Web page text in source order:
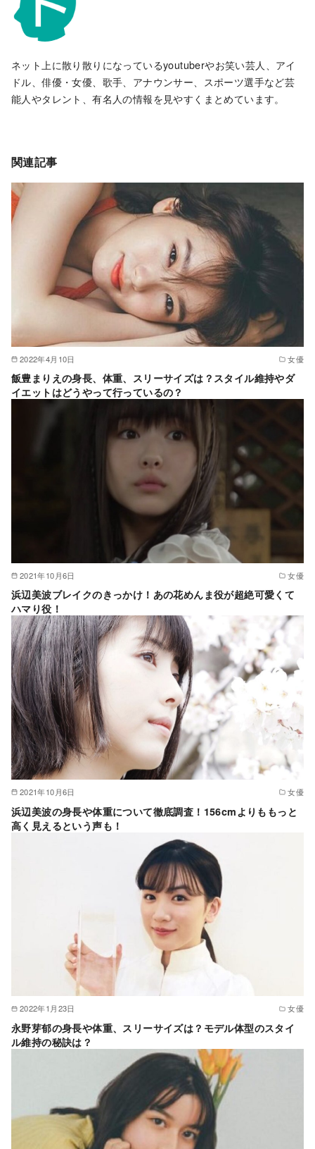
ネット上に散り散りになっているyoutuberやお笑い芸人、アイ
ドル、俳優・女優、歌手、アナウンサー、スポーツ選手など芸
能人やタレント、有名人の情報を見やすくまとめています。
関連記事
2022年4月10日 女優
飯豊まりえの身長、体重、スリーサイズは？スタイル維持やダ
イエットはどうやって行っているの？
2021年10月6日 女優
浜辺美波ブレイクのきっかけ！あの花めんま役が超絶可愛くて
ハマり役！
2021年10月6日 女優
浜辺美波の身長や体重について徹底調査！156cmよりももっと
高く見えるという声も！
2022年1月23日 女優
永野芽郁の身長や体重、スリーサイズは？モデル体型のスタイ
ル維持の秘訣は？